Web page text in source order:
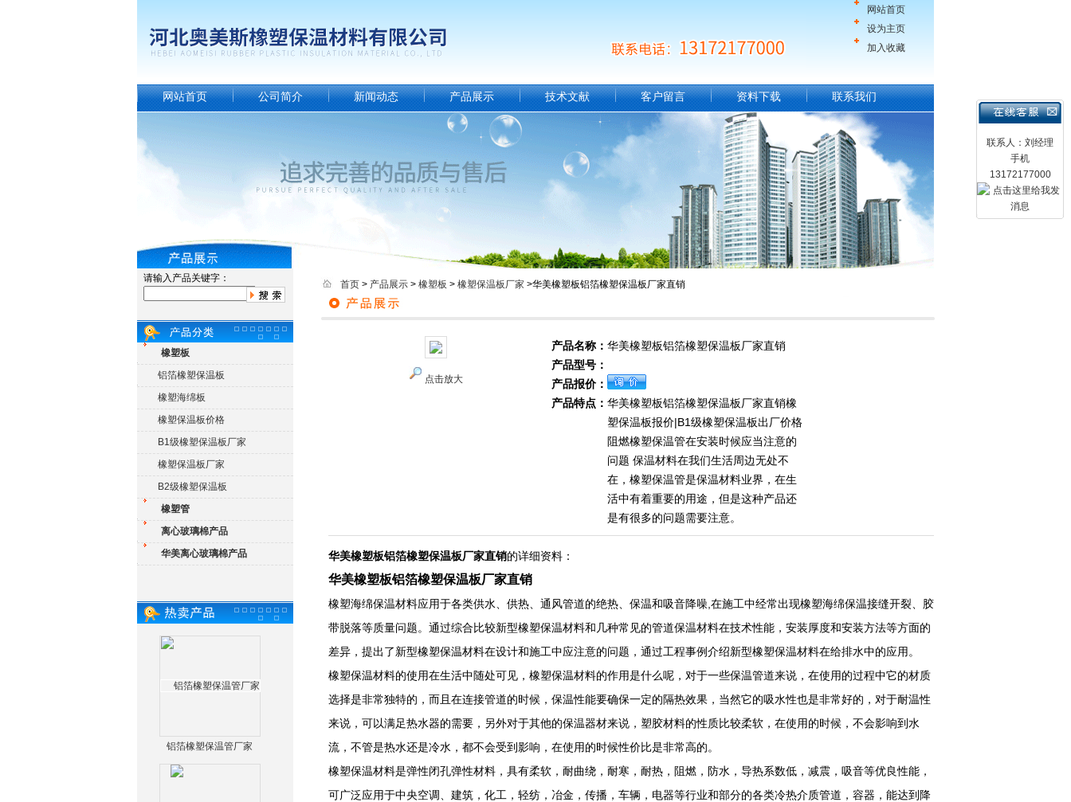
网站首页
设为主页
加入收藏
联系人：刘经理
手机
13172177000
网站首页 公司简介 新闻动态 产品展示 技术文献 客户留言 资料下载 联系我们
请输入产品关键字：
橡塑板
铝箔橡塑保温板
橡塑海绵板
橡塑保温板价格
B1级橡塑保温板厂家
橡塑保温板厂家
B2级橡塑保温板
橡塑管
离心玻璃棉产品
华美离心玻璃棉产品
铝箔橡塑保温管厂家
首页 > 产品展示 > 橡塑板 > 橡塑保温板厂家 >华美橡塑板铝箔橡塑保温板厂家直销
点击放大
产品名称： 华美橡塑板铝箔橡塑保温板厂家直销
产品型号：
产品报价：
产品特点： 华美橡塑板铝箔橡塑保温板厂家直销橡
塑保温板报价|B1级橡塑保温板出厂价格
阻燃橡塑保温管在安装时候应当注意的
问题 保温材料在我们生活周边无处不
在，橡塑保温管是保温材料业界，在生
活中有着重要的用途，但是这种产品还
是有很多的问题需要注意。
华美橡塑板铝箔橡塑保温板厂家直销的详细资料：
华美橡塑板铝箔橡塑保温板厂家直销
橡塑海绵保温材料应用于各类供水、供热、通风管道的绝热、保温和吸音降噪,在施工中经常出现橡塑海绵保温接缝开裂、胶
带脱落等质量问题。通过综合比较新型橡塑保温材料和几种常见的管道保温材料在技术性能，安装厚度和安装方法等方面的
差异，提出了新型橡塑保温材料在设计和施工中应注意的问题，通过工程事例介绍新型橡塑保温材料在给排水中的应用。
橡塑保温材料的使用在生活中随处可见，橡塑保温材料的作用是什么呢，对于一些保温管道来说，在使用的过程中它的材质
选择是非常独特的，而且在连接管道的时候，保温性能要确保一定的隔热效果，当然它的吸水性也是非常好的，对于耐温性
来说，可以满足热水器的需要，另外对于其他的保温器材来说，塑胶材料的性质比较柔软，在使用的时候，不会影响到水
流，不管是热水还是冷水，都不会受到影响，在使用的时候性价比是非常高的。
橡塑保温材料是弹性闭孔弹性材料，具有柔软，耐曲绕，耐寒，耐热，阻燃，防水，导热系数低，减震，吸音等优良性能，
可广泛应用于中央空调、建筑，化工，轻纺，冶金，传播，车辆，电器等行业和部分的各类冷热介质管道，容器，能达到降